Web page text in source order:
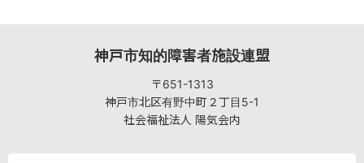
神戸市知的障害者施設連盟
〒651-1313
神戸市北区有野中町２丁目5-1
社会福祉法人 陽気会内